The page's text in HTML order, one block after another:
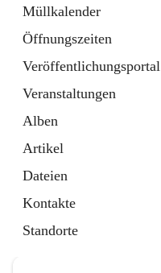
Müllkalender
Öffnungszeiten
Veröffentlichungsportal
Veranstaltungen
Alben
Artikel
Dateien
Kontakte
Standorte
10 Schnellzugriffe